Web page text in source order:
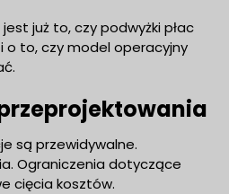
już to, czy podwyżki płac
o to, czy model operacyjny
są przewidywalne.
Ograniczenia dotyczące
cięcia kosztów.